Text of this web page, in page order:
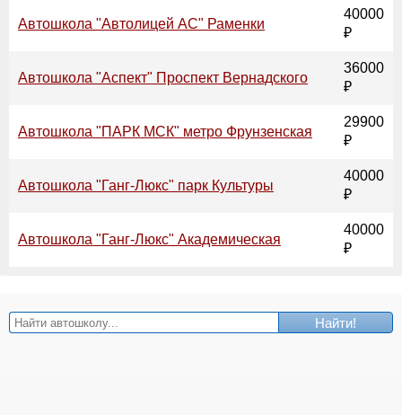
Автошкола "Автолицей АС" Раменки
40000
₽
Автошкола "Аспект" Проспект Вернадского
36000
₽
Автошкола "ПАРК МСК" метро Фрунзенская
29900
₽
Автошкола "Ганг-Люкс" парк Культуры
40000
₽
Автошкола "Ганг-Люкс" Академическая
40000
₽
Найти!